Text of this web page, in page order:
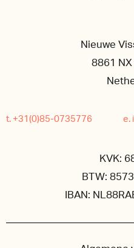
Nieuwe
8861
t. +31(0)85-0735776 e.
KVK:
BTW:
IBAN: